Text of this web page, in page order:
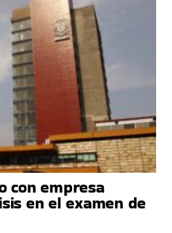
con empresa
en el examen de